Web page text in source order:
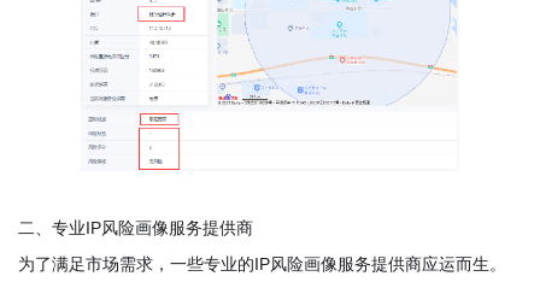
二、专业IP风险画像服务提供商
为了满足市场需求，一些专业的IP风险画像服务提供商应运而生。